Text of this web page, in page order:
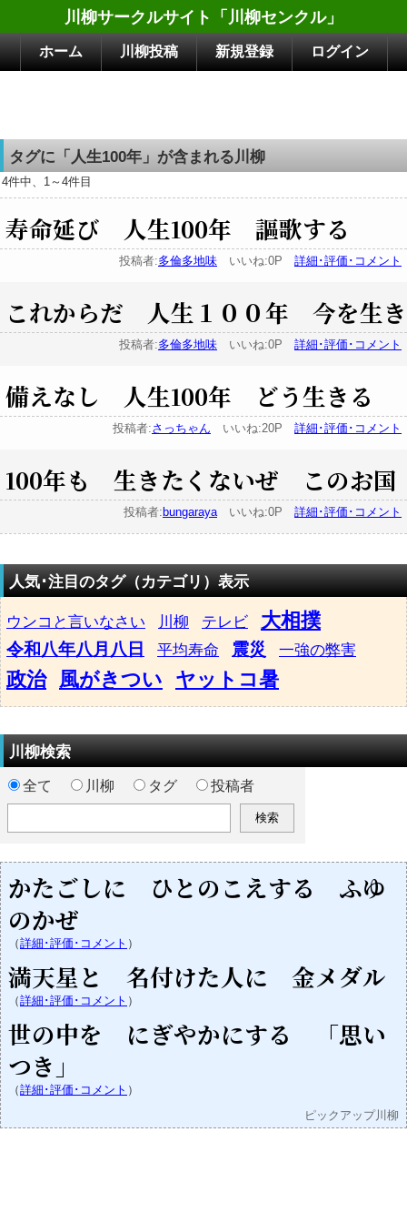
川柳サークルサイト「川柳センクル」
ホーム 川柳投稿 新規登録 ログイン
タグに「人生100年」が含まれる川柳
4件中、1～4件目
寿命延び 人生100年 謳歌する
投稿者:多倫多地味 いいね:0P 詳細･評価･コメント
これからだ 人生１００年 今を生き
投稿者:多倫多地味 いいね:0P 詳細･評価･コメント
備えなし 人生100年 どう生きる
投稿者:さっちゃん いいね:20P 詳細･評価･コメント
100年も 生きたくないぜ このお国
投稿者: bungarayaいいね:0P 詳細･評価･コメント
人気･注目のタグ（カテゴリ）表示
ウンコと言いなさい 川柳 テレビ 大相撲
令和八年八月八日 平均寿命 震災 一強の弊害
政治 風がきつい ヤットコ暑
川柳検索
全て 川柳 タグ 投稿者
かたごしに ひとのこえする ふゆ
のかぜ
（詳細･評価･コメント ）
満天星と 名付けた人に 金メダル
（詳細･評価･コメント ）
世の中を にぎやかにする 「思い
つき」
（詳細･評価･コメント ）
ピックアップ川柳